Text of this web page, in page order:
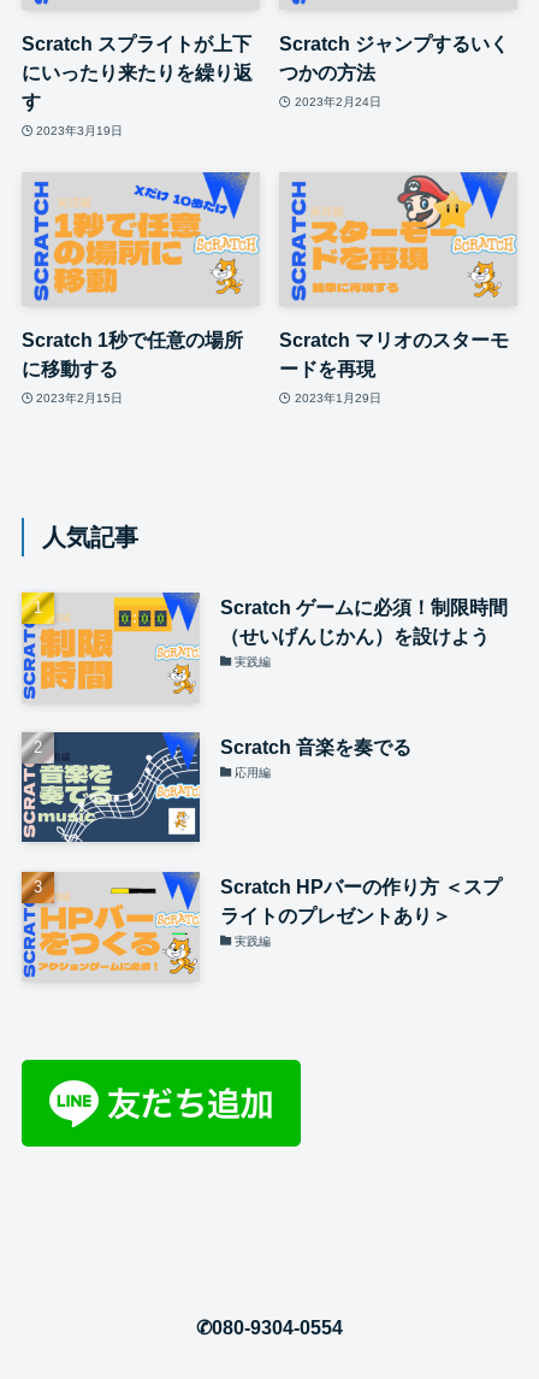
Scratch スプライトが上下
にいったり来たりを繰り返
す
2023年3月19日
Scratch ジャンプするいく
つかの方法
2023年2月24日
Scratch 1秒で任意の場所
に移動する
2023年2月15日
Scratch マリオのスターモ
ードを再現
2023年1月29日
人気記事
Scratch ゲームに必須！制限時間
（せいげんじかん）を設けよう
実践編
Scratch 音楽を奏でる
応用編
Scratch HPバーの作り方 ＜スプ
ライトのプレゼントあり＞
実践編
✆080-9304-0554